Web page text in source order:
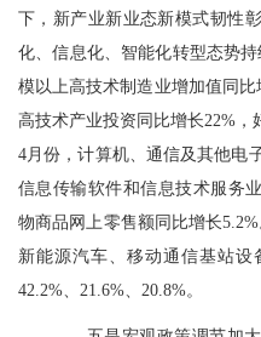
下，新产业新业态新模式韧性
化、信息化、智能化转型态势
模以上高技术制造业增加值同比
高技术产业投资同比增长22%，
4月份，计算机、通信及其他电
信息传输软件和信息技术服务
物商品网上零售额同比增长
新能源汽车、移动通信基站设
42.2%、21.6%、20.8%。